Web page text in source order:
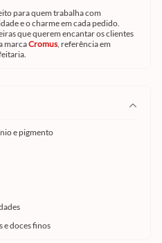
para quem trabalha com
e o charme em cada pedido.
que querem encantar os clientes
marcaCromus, referência em
e pigmento
e doces finos